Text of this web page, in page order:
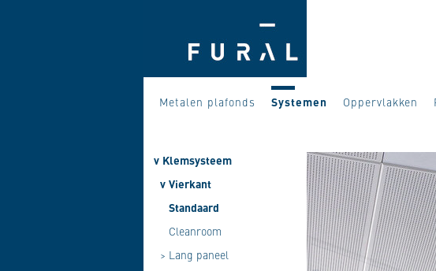
Metalen plafonds Systemen Oppervlakken
v Klemsysteem
v Vierkant
Standaard
Cleanroom
> Lang paneel